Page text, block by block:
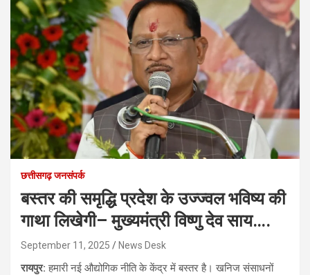
छत्तीसगढ़ जनसंपर्क
बस्तर की समृद्धि प्रदेश के उज्ज्वल भविष्य की
गाथा लिखेगी– मुख्यमंत्री विष्णु देव साय….
September 11, 2025 News Desk
रायपुर:हमारी नई औद्योगिक नीति के केंद्र में बस्तर है। खनिज संसाधनों